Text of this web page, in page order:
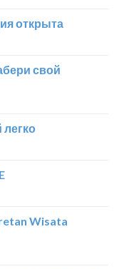
открыта
свой
легко
Wisata